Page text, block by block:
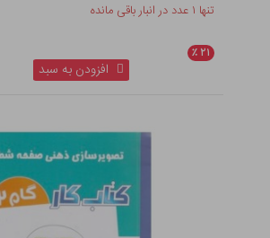
تنها ۱ عدد در انبار باقی مانده
۲۱ ٪
افزودن به سبد